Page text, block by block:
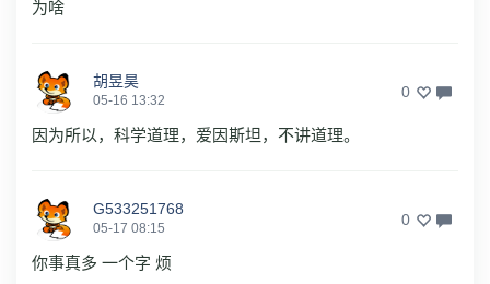
为啥
胡昱昊
05-16 13:32 0
因为所以，科学道理，爱因斯坦，不讲道理。
G533251768
05-17 08:15 0
你事真多 一个字 烦